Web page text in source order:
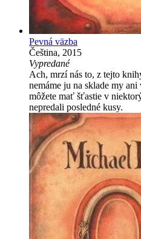
Pevná väzba
Čeština, 2015
Vypredané
Ach, mrzí nás to, z tejto
nemáme ju na sklade my
môžete mať šťastie v
nepredali posledné kusy.